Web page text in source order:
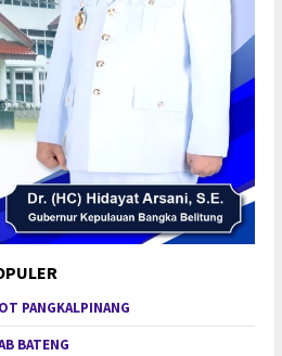
PANGKALPINANG
BATENG